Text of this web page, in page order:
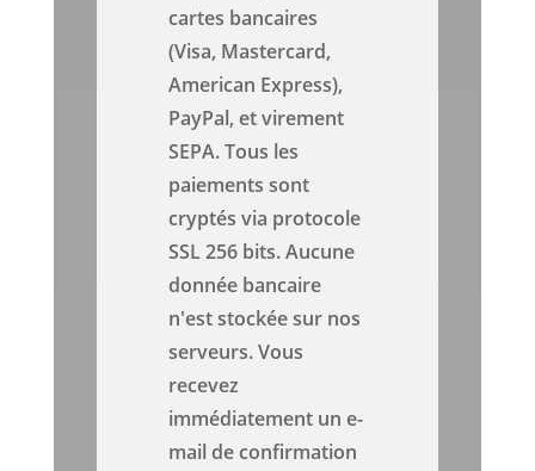
cartes bancaires
(Visa, Mastercard,
American Express),
PayPal, et virement
SEPA. Tous les
paiements sont
cryptés via protocole
SSL 256 bits. Aucune
donnée bancaire
n'est stockée sur nos
serveurs. Vous
recevez
immédiatement un e-
mail de confirmation